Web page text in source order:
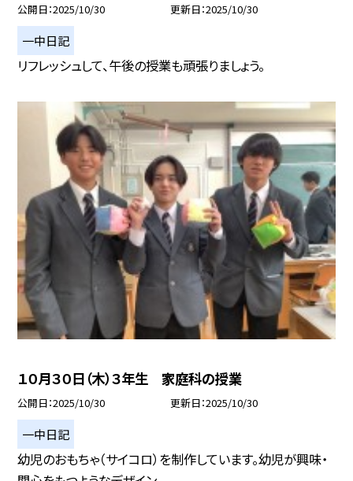
公開日 2025/10/30 更新日 2025/10/30
一中日記
リフレッシュして、午後の授業も頑張りましょう。
１０月３０日（木）３年生 家庭科の授業
公開日 2025/10/30 更新日 2025/10/30
一中日記
幼児のおもちゃ（サイコロ）を制作しています。幼児が興味・